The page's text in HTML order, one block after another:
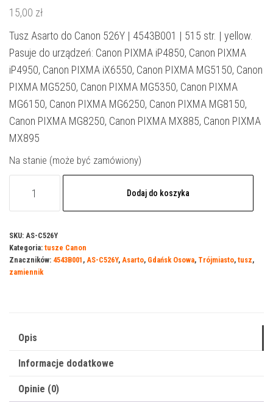
15,00 zł
Tusz Asarto do Canon 526Y | 4543B001 | 515 str. | yellow.
Pasuje do urządzeń: Canon PIXMA iP4850, Canon PIXMA
iP4950, Canon PIXMA iX6550, Canon PIXMA MG5150, Canon
PIXMA MG5250, Canon PIXMA MG5350, Canon PIXMA
MG6150, Canon PIXMA MG6250, Canon PIXMA MG8150,
Canon PIXMA MG8250, Canon PIXMA MX885, Canon PIXMA
MX895
Na stanie (może być zamówiony)
do
Canon
526Y
515
yellow
Dodaj do koszyka
SKU: AS-C526Y
Kategoria: tusze Canon
Znaczników: 4543B001 , AS-C526Y, Asarto, Gdańsk Osowa, Trójmiasto, tusz,
zamiennik
Opis
Informacje dodatkowe
Opinie (0)